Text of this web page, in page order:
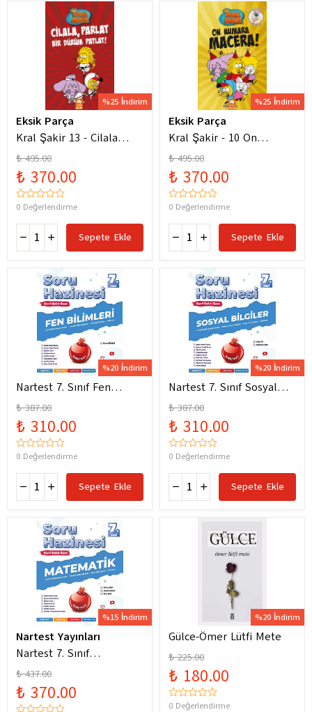
%25 İndirim
Eksik Parça
Kral Şakir 13 - Cilala
Parlat Bir Dürüm Patlat!
₺ 495.00
₺ 370.00
0 Değerlendirme
Sepete Ekle
%25 İndirim
Eksik Parça
Kral Şakir - 10 On
Numara Macera Ciltli
₺ 495.00
₺ 370.00
0 Değerlendirme
Sepete Ekle
%20 İndirim
Nartest 7. Sınıf Fen
Bilimleri Soru Hazinesi
Yeni Maarif Modele
Uygun
₺ 387.00
₺ 310.00
0 Değerlendirme
Sepete Ekle
%20 İndirim
Nartest 7. Sınıf Sosyal
Bilgiler Soru Hazinesi
Yeni Maarif Modele
Uygun
₺ 387.00
₺ 310.00
0 Değerlendirme
Sepete Ekle
%15 İndirim
Nartest Yayınları
Nartest 7. Sınıf
Matematik Soru Hazinesi
₺ 437.00
₺ 370.00
%20 İndirim
Gülce-Ömer Lütfi Mete
₺ 225.00
₺ 180.00
0 Değerlendirme